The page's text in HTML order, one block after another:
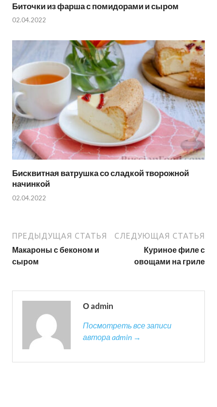
Биточки из фарша с помидорами и сыром
02.04.2022
Бисквитная ватрушка со сладкой творожной
начинкой
02.04.2022
ПРЕДЫДУЩАЯ СТАТЬЯ
Макароны с беконом и
сыром
СЛЕДУЮЩАЯ СТАТЬЯ
Куриное филе с
овощами на гриле
О admin
Посмотреть все записи
автора admin →